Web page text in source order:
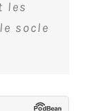
les
socle